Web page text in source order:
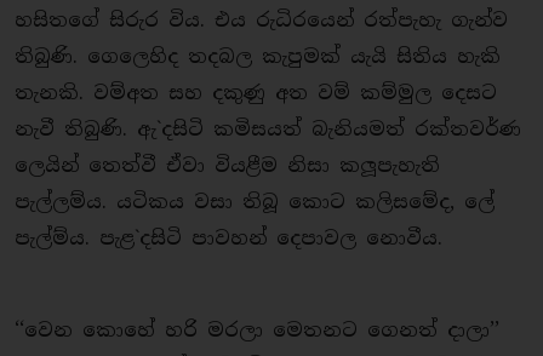
හසිතගේ සිරුර විය. එය රුධිරයෙන් රත්පැහැ ගැන්ව
තිබුණි. ගෙලෙහිද තදබල කැපුමක් යැයි සිතිය හැකි
තැනකි. වම්අත සහ දකුණු අත වම් කම්මුල දෙසට
නැවී තිබුණි. ඇ`දසිටි කමිසයත් බැනියමත් රක්තවර්ණ
ලෙයින් තෙත්වී ඒවා වියළීම නිසා කලූපැහැති
පැල්ලම්ය. යටිකය වසා තිබූ කොට කලිසමේද, ලේ
පැල්ම්ය. පැළ`දසිටි පාවහන් දෙපාවල නොවීය.
‘‘වෙන කොහේ හරි මරලා මෙතනට ගෙනත් දාලා’’